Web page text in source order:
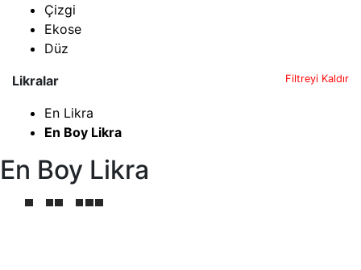
Çizgi
Ekose
Düz
Likralar
Filtreyi Kaldır
En Likra
En Boy Likra
En Boy Likra